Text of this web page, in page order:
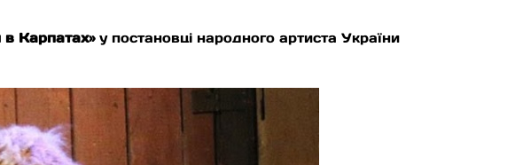
в Карпатах»у постановці народного артиста України